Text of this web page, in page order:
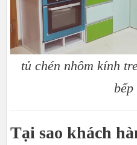
tủ chén nhôm kính
bếp
Tại sao khách